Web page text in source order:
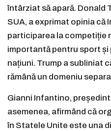
întârziat să apară. Donald
SUA, a exprimat opinia că
participarea la competiție
importantă pentru sport
națiuni. Trump a subliniat
rămână un domeniu
Gianni Infantino,
asemenea, afirmând că
în Statele Unite este una